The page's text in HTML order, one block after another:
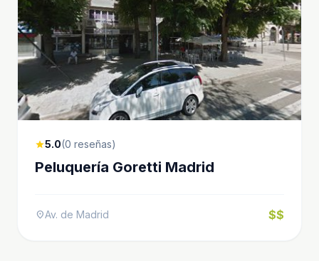
star5.0(0 reseñas)
Peluquería Goretti Madrid
location_onAv. de Madrid $$